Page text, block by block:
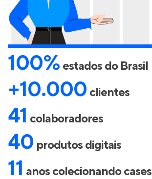
100% estados do Brasil
+10.000 clientes
41 colaboradores
40 produtos digitais
11 anos colecionando cases